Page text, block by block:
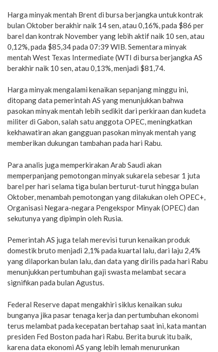
Harga minyak mentah Brent di bursa berjangka untuk kontrak
bulan Oktober berakhir naik 14 sen, atau 0,16%, pada $86 per
barel dan kontrak November yang lebih aktif naik 10 sen, atau
0,12%, pada $85,34 pada 07:39 WIB. Sementara minyak
mentah West Texas Intermediate (WTI di bursa berjangka AS
berakhir naik 10 sen, atau 0,13%, menjadi $81,74.
Harga minyak mengalami kenaikan sepanjang minggu ini,
ditopang data pemerintah AS yang menunjukkan bahwa
pasokan minyak mentah lebih sedikit dari perkiraan dan kudeta
militer di Gabon, salah satu anggota OPEC, meningkatkan
kekhawatiran akan gangguan pasokan minyak mentah yang
memberikan dukungan tambahan pada hari Rabu.
Para analis juga memperkirakan Arab Saudi akan
memperpanjang pemotongan minyak sukarela sebesar 1 juta
barel per hari selama tiga bulan berturut-turut hingga bulan
Oktober, menambah pemotongan yang dilakukan oleh OPEC+,
Organisasi Negara-negara Pengekspor Minyak (OPEC) dan
sekutunya yang dipimpin oleh Rusia.
Pemerintah AS juga telah merevisi turun kenaikan produk
domestik bruto menjadi 2,1% pada kuartal lalu, dari laju 2,4%
yang dilaporkan bulan lalu, dan data yang dirilis pada hari Rabu
menunjukkan pertumbuhan gaji swasta melambat secara
signifikan pada bulan Agustus.
Federal Reserve dapat mengakhiri siklus kenaikan suku
bunganya jika pasar tenaga kerja dan pertumbuhan ekonomi
terus melambat pada kecepatan bertahap saat ini, kata mantan
presiden Fed Boston pada hari Rabu. Berita buruk itu baik,
karena data ekonomi AS yang lebih lemah menurunkan